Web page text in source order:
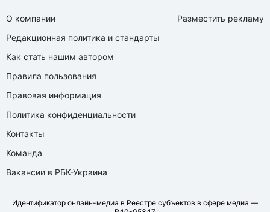
О компании
Редакционная политика и стандарты
Как стать нашим автором
Правила пользования
Правовая информация
Политика конфиденциальности
Контакты
Команда
Вакансии в РБК-Украина
Разместить рекламу
Идентификатор онлайн-медиа в Реестре субъектов в сфере медиа —